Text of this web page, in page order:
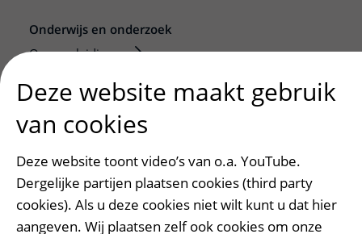
Onderwijs en onderzoek
Onze opleidingen
Stage en opleidingsplaatsen
Research
Research groups
Researchers
Research technologies
Deze website maakt gebruik
van cookies
Deze website toont video’s van o.a. YouTube.
Dergelijke partijen plaatsen cookies (third party
cookies). Als u deze cookies niet wilt kunt u dat hier
aangeven. Wij plaatsen zelf ook cookies om onze